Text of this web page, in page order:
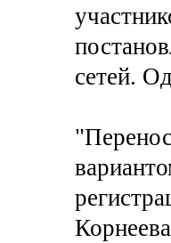
сетей.